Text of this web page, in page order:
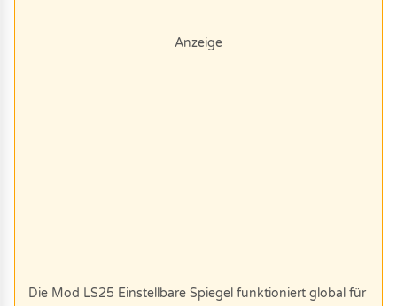
Anzeige
Die Mod LS25 Einstellbare Spiegel funktioniert global für